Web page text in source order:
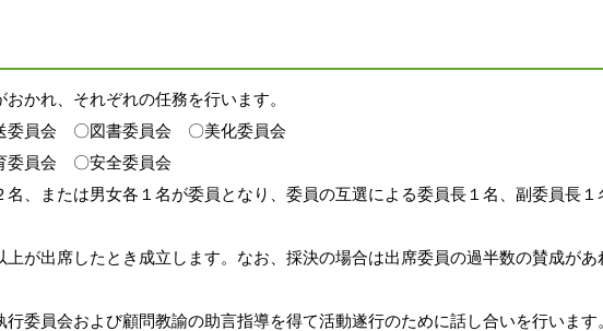
かれ、それぞれの任務を行います。
会　〇図書委員会　〇美化委員会
員会　〇安全委員会
、または男女各１名が委員となり、委員の互選による委員長１名、副委員長１
が出席したとき成立します。なお、採決の場合は出席委員の過半数の賛成があ
委員会および顧問教諭の助言指導を得て活動遂行のために話し合いを行います